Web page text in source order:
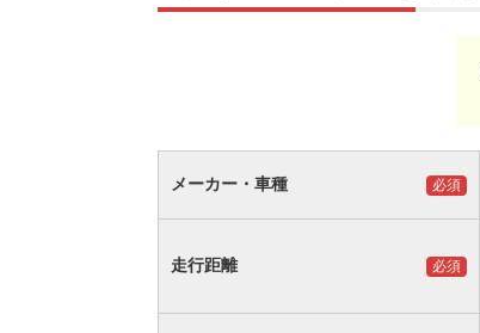
メーカー・車種 必須
走行距離 必須